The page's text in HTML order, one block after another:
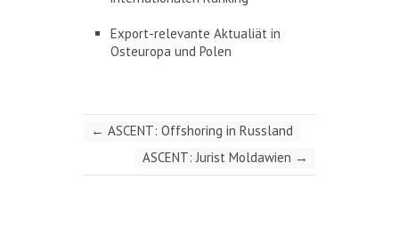
Export-relevante Aktualiät in
Osteuropa und Polen
← ASCENT: Offshoring in Russland
ASCENT: Jurist Moldawien →